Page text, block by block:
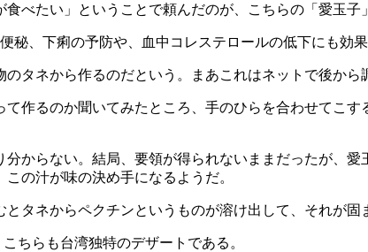
たい」ということで頼んだのが、こちらの「愛玉子
ネから作るのだという。まあこれはネットで後から
るのか聞いてみたところ、手のひらを合わせてこ
らない。結局、要領が得られないままだったが、
の汁が味の決め手になるようだ。
ネからペクチンというものが溶け出して、それが固
ちらも台湾独特のデザートである。